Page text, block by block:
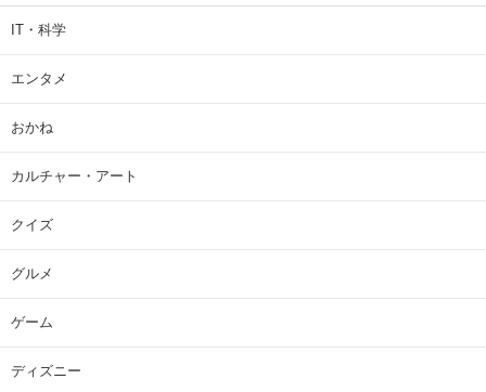
IT・科学
エンタメ
おかね
カルチャー・アート
クイズ
グルメ
ゲーム
ディズニー